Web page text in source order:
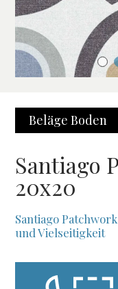
Beläge Boden
Santiago
20x20
Santiago
und Vielseitigkeit
Einzigartige Räume
Santiago